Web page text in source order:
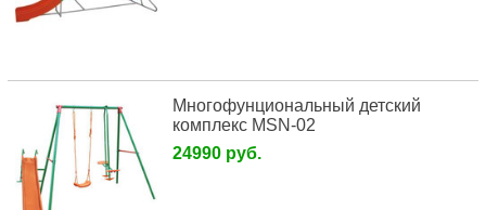
Многофунциональный детский
комплекс MSN-02
24990 руб.